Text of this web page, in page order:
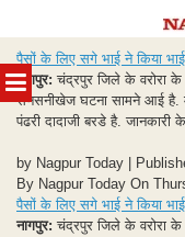
MENU
to
content
पैसों के लिए सगे भाई ने किया
नागपुर: चंद्रपुर जिले के वरोरा
सनसनीखेज घटना सामने आई है.
पंढरी दादाजी बरडे है. जानकारी
by Nagpur Today |
By Nagpur Today On
पैसों के लिए सगे भाई ने किया
नागपुर: चंद्रपुर जिले के वरोरा